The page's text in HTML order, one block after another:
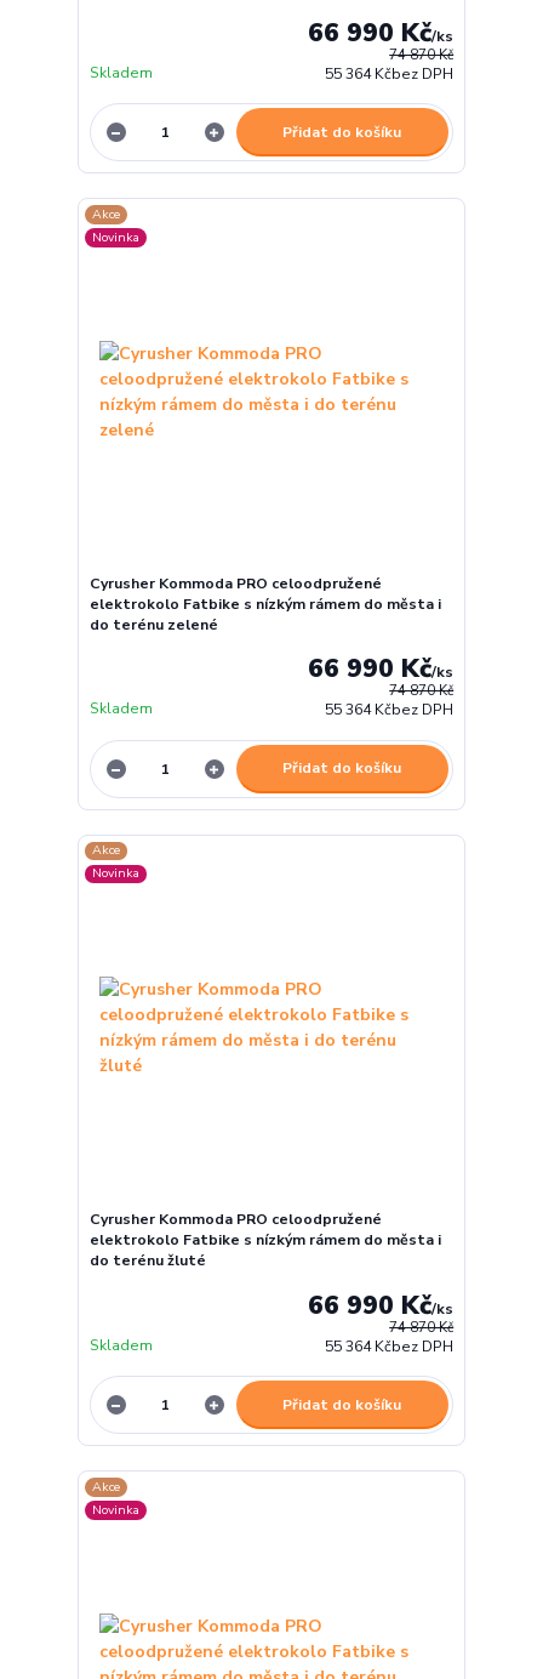
74 870 Kč
66 990 Kč/ks
55 364 Kčbez DPH
Skladem
Přidat do košíku
Akce
Novinka
Cyrusher Kommoda PRO celoodpružené
elektrokolo Fatbike s nízkým rámem do města i
do terénu zelené
74 870 Kč
66 990 Kč/ks
55 364 Kčbez DPH
Skladem
Přidat do košíku
Akce
Novinka
Cyrusher Kommoda PRO celoodpružené
elektrokolo Fatbike s nízkým rámem do města i
do terénu žluté
74 870 Kč
66 990 Kč/ks
55 364 Kčbez DPH
Skladem
Přidat do košíku
Akce
Novinka